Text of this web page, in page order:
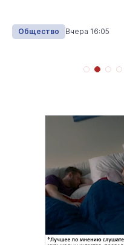
Общество Вчера 16:05